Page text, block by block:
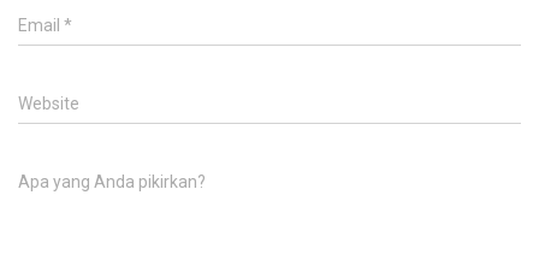
Email *
Website
Apa yang Anda pikirkan?